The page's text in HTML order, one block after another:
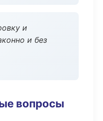
и
и без
вопросы